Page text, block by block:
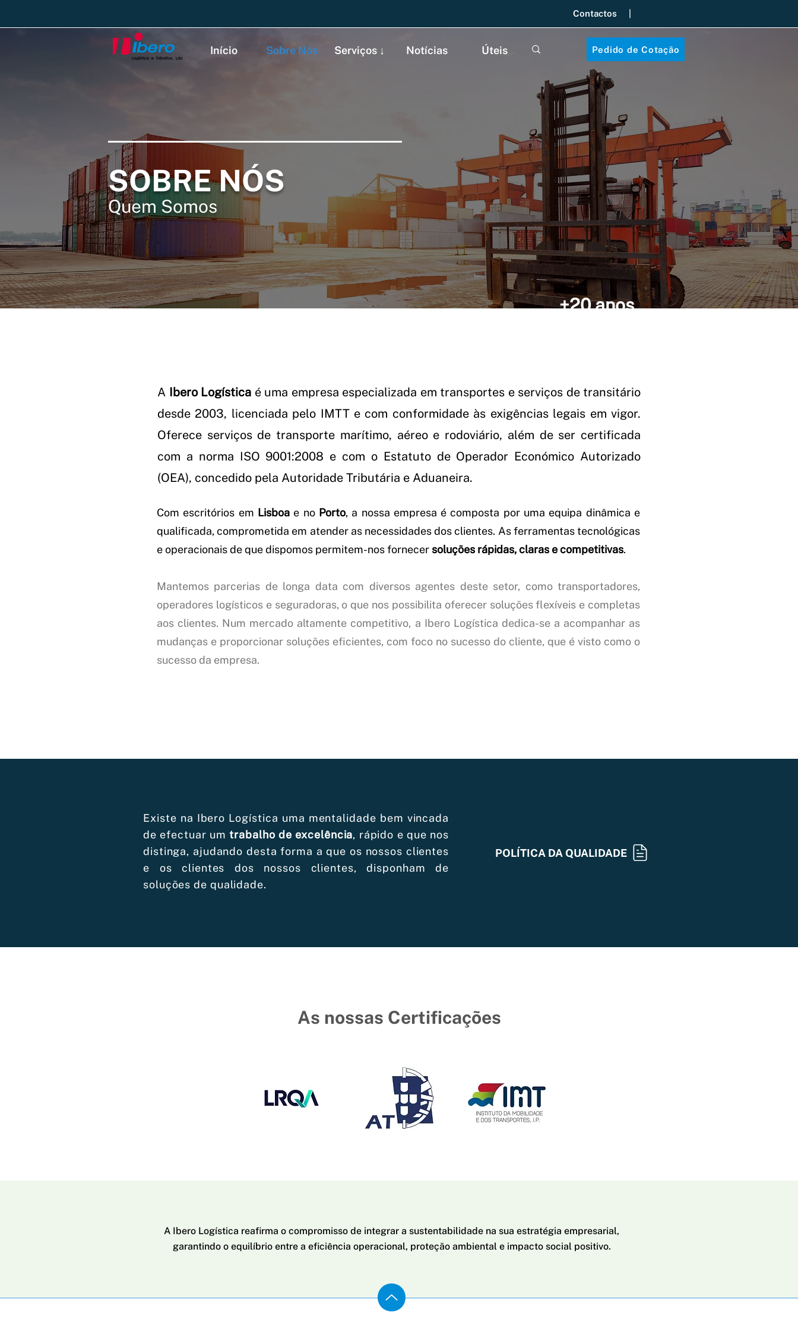
Contactos |
Início Sobre Nós Serviços ↓ Notícias Úteis Pedido de Cotação
SOBRE NÓS
Quem Somos
A Ibero Logística é uma empresa especializada em transportes e serviços de transitário
desde 2003, licenciada pelo IMTT e com conformidade às exigências legais em vigor.
Oferece serviços de transporte marítimo, aéreo e rodoviário, além de ser certificada
com a norma ISO 9001:2008 e com o Estatuto de Operador Económico Autorizado
(OEA), concedido pela Autoridade Tributária e Aduaneira.
+20 anos
Com escritórios em Lisboa e no Porto, a nossa empresa é composta por uma equipa dinâmica e
qualificada, comprometida em atender as necessidades dos clientes. As ferramentas tecnológicas
e operacionais de que dispomos permitem-nos fornecer soluções rápidas, claras e competitivas.
Mantemos parcerias de longa data com diversos agentes deste setor, como transportadores,
operadores logísticos e seguradoras, o que nos possibilita oferecer soluções flexíveis e completas
aos clientes. Num mercado altamente competitivo, a Ibero Logística dedica-se a acompanhar as
mudanças e proporcionar soluções eficientes, com foco no sucesso do cliente, que é visto como o
sucesso da empresa.
Existe na Ibero Logística uma mentalidade bem vincada
de efectuar umtrabalho de excelência, rápido e que nos
distinga, ajudando desta forma a que os nossos clientes
e os clientes dos nossos clientes, disponham de
soluções de qualidade.
POLÍTICA DA QUALIDADE
As nossas Certificações
A Ibero Logística reafirma o compromisso de integrar a sustentabilidade na sua estratégia empresarial,
garantindo o equilíbrio entre a eficiência operacional, proteção ambiental e impacto social positivo.